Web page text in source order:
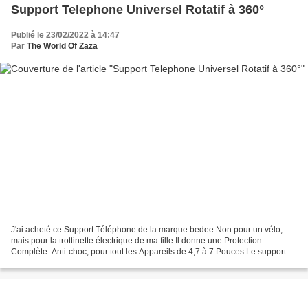
Support Telephone Universel Rotatif à 360°
Publié le 23/02/2022 à 14:47
Par The World Of Zaza
J'ai acheté ce Support Téléphone de la marque bedee Non pour un vélo,
mais pour la trottinette électrique de ma fille Il donne une Protection
Complète. Anti-choc, pour tout les Appareils de 4,7 à 7 Pouces Le support